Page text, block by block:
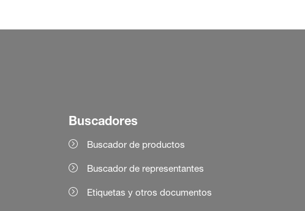
Buscadores
Buscador de productos
Buscador de representantes
Etiquetas y otros documentos